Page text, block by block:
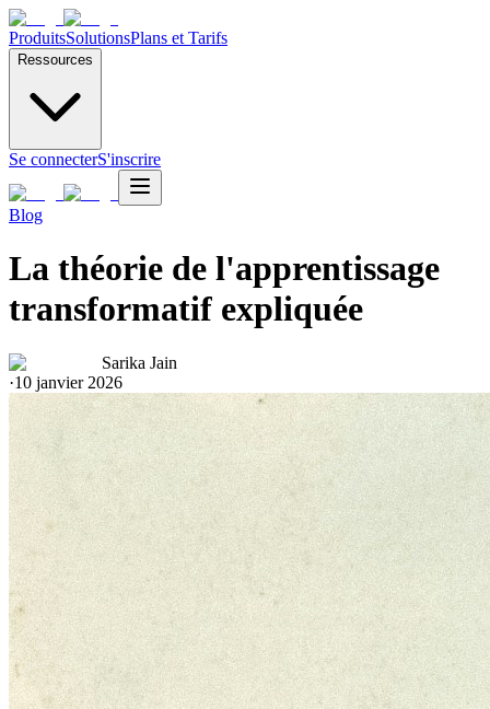
ProduitsSolutionsPlans et Tarifs
Ressources
Se connecterS'inscrire
Blog
La théorie de l'apprentissage
transformatif expliquée
Sarika Jain
·10 janvier 2026